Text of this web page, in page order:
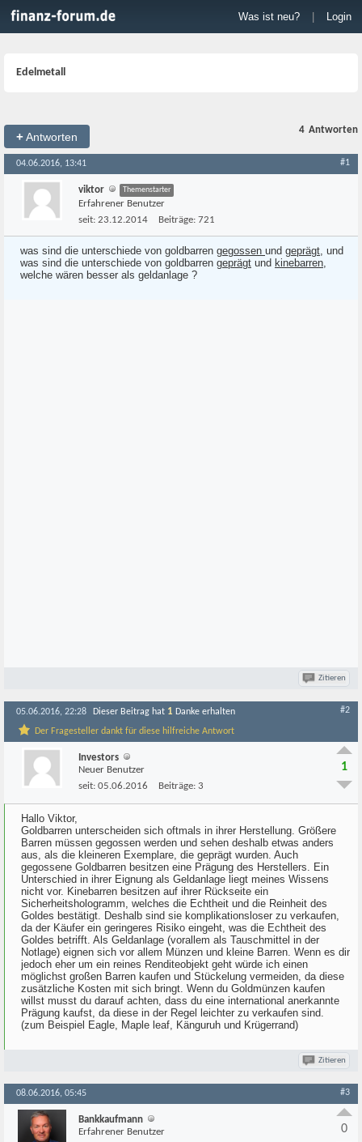
Was ist neu? Login
Edelmetall
+Antworten
4 Antworten
04.06.2016, 13:41 #1
viktor Themenstarter
Erfahrener Benutzer
seit: 23.12.2014 Beiträge: 721
was sind die unterschiede von goldbarren gegossen und geprägt, und
was sind die unterschiede von goldbarren geprägt und kinebarren,
welche wären besser als geldanlage ?
Zitieren
05.06.2016, 22:28 Dieser Beitrag hat 1 Danke erhalten
Der Fragesteller dankt für diese hilfreiche Antwort
#2
Investors
Neuer Benutzer
seit: 05.06.2016 Beiträge: 3
1
Hallo Viktor,
Goldbarren unterscheiden sich oftmals in ihrer Herstellung. Größere
Barren müssen gegossen werden und sehen deshalb etwas anders
aus, als die kleineren Exemplare, die geprägt wurden. Auch
gegossene Goldbarren besitzen eine Prägung des Herstellers. Ein
Unterschied in ihrer Eignung als Geldanlage liegt meines Wissens
nicht vor. Kinebarren besitzen auf ihrer Rückseite ein
Sicherheitshologramm, welches die Echtheit und die Reinheit des
Goldes bestätigt. Deshalb sind sie komplikationsloser zu verkaufen,
da der Käufer ein geringeres Risiko eingeht, was die Echtheit des
Goldes betrifft. Als Geldanlage (vorallem als Tauschmittel in der
Notlage) eignen sich vor allem Münzen und kleine Barren. Wenn es dir
jedoch eher um ein reines Renditeobjekt geht würde ich einen
möglichst großen Barren kaufen und Stückelung vermeiden, da diese
zusätzliche Kosten mit sich bringt. Wenn du Goldmünzen kaufen
willst musst du darauf achten, dass du eine international anerkannte
Prägung kaufst, da diese in der Regel leichter zu verkaufen sind.
(zum Beispiel Eagle, Maple leaf, Känguruh und Krügerrand)
Zitieren
08.06.2016, 05:45 #3
Bankkaufmann
Erfahrener Benutzer
0